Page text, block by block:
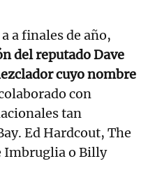
a finales de año,
del reputado Dave
cuyo nombre
con
tan
Ed Hardcout, The
Imbruglia o Billy